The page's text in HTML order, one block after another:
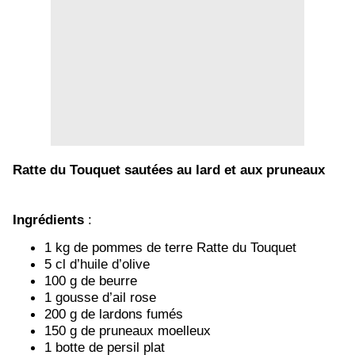
Ratte du Touquet sautées au lard et aux pruneaux
Ingrédients :
1 kg de pommes de terre Ratte du Touquet
5 cl d’huile d’olive
100 g de beurre
1 gousse d’ail rose
200 g de lardons fumés
150 g de pruneaux moelleux
1 botte de persil plat